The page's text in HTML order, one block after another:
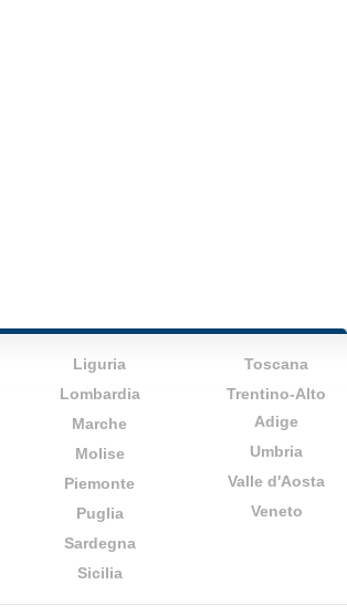
Liguria
Lombardia
Marche
Molise
Piemonte
Puglia
Sardegna
Sicilia
Toscana
Trentino-Alto
Adige
Umbria
Valle d'Aosta
Veneto